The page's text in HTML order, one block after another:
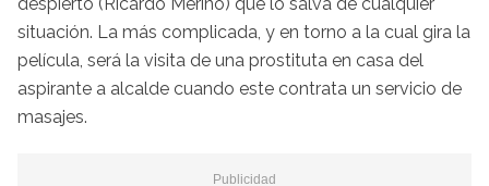
situación. La más complicada, y en torno a la cual gira la
película, será la visita de una prostituta en casa del
aspirante a alcalde cuando este contrata un servicio de
masajes.